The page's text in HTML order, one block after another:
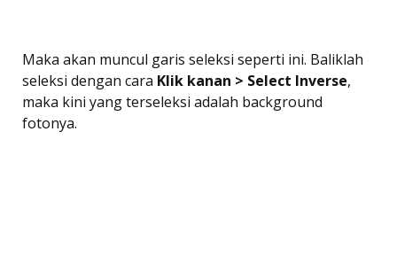
Maka akan muncul garis seleksi seperti ini. Baliklah
seleksi dengan cara Klik kanan > Select Inverse,
maka kini yang terseleksi adalah background
fotonya.